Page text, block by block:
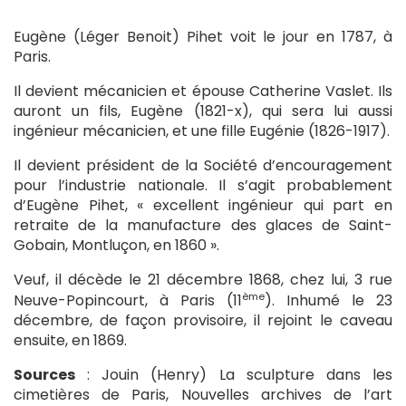
Eugène (Léger Benoit) Pihet voit le jour en 1787, à
Paris.
Il devient mécanicien et épouse Catherine Vaslet. Ils
auront un fils, Eugène (1821-x), qui sera lui aussi
ingénieur mécanicien, et une fille Eugénie (1826-1917).
Il devient président de la Société d’encouragement
pour l’industrie nationale. Il s’agit probablement
d’Eugène Pihet, « excellent ingénieur qui part en
retraite de la manufacture des glaces de Saint-
Gobain, Montluçon, en 1860 ».
Veuf, il décède le 21 décembre 1868, chez lui, 3 rue
Neuve-Popincourt, à Paris (11ème). Inhumé le 23
décembre, de façon provisoire, il rejoint le caveau
ensuite, en 1869.
Sources : Jouin (Henry) La sculpture dans les
cimetières de Paris, Nouvelles archives de l’art